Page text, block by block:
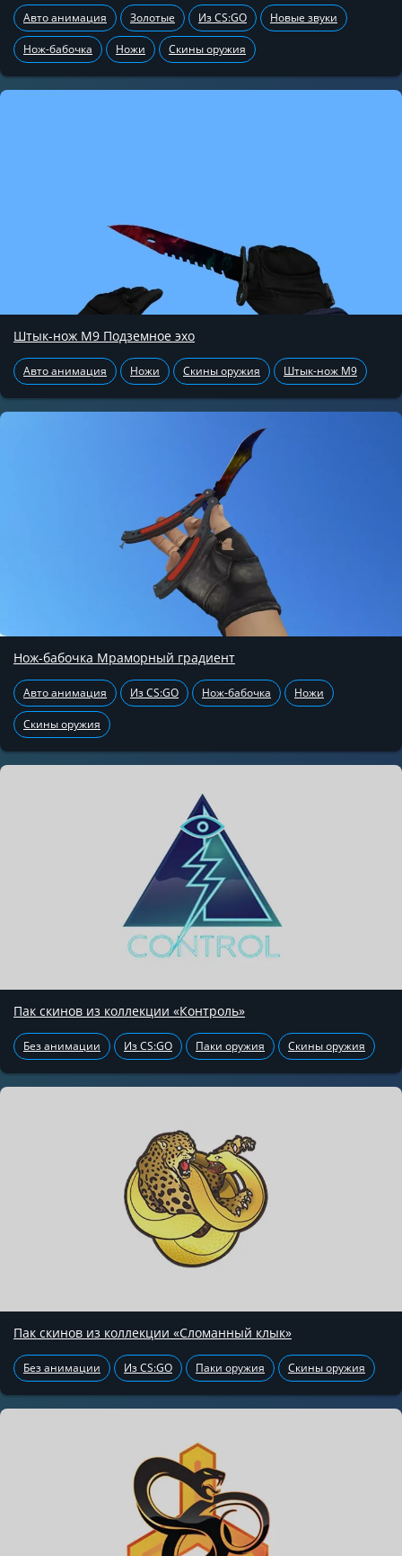
Авто анимация Золотые Из CS:GO Новые звуки
Нож-бабочка Ножи Скины оружия
Штык-нож М9 Подземное эхо
Авто анимация Ножи Скины оружия Штык-нож М9
Нож-бабочка Мраморный градиент
Авто анимация Из CS:GO Нож-бабочка Ножи
Скины оружия
Пак скинов из коллекции «Контроль»
Без анимации Из CS:GO Паки оружия Скины оружия
Пак скинов из коллекции «Сломанный клык»
Без анимации Из CS:GO Паки оружия Скины оружия